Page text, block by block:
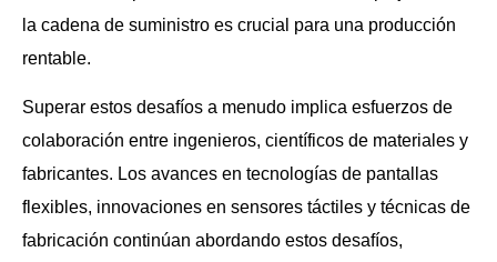
la cadena de suministro es crucial para una producción
rentable.
Superar estos desafíos a menudo implica esfuerzos de
colaboración entre ingenieros, científicos de materiales y
fabricantes. Los avances en tecnologías de pantallas
flexibles, innovaciones en sensores táctiles y técnicas de
fabricación continúan abordando estos desafíos,